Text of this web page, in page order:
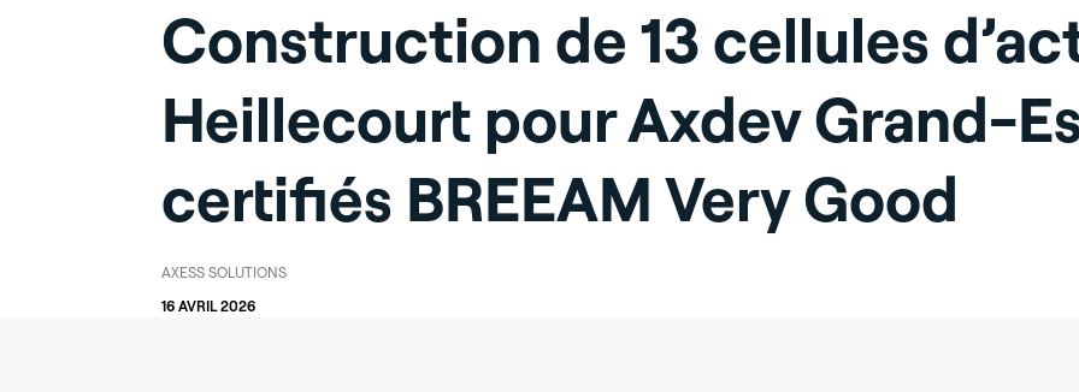
Construction de 13 cellules
Heillecourt pour Axdev Grand-
certifiés BREEAM Very Good
AXESS SOLUTIONS
16 AVRIL 2026